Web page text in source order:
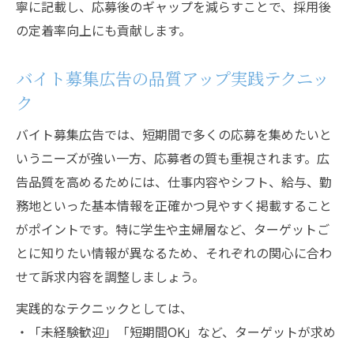
寧に記載し、応募後のギャップを減らすことで、採用後
の定着率向上にも貢献します。
バイト募集広告の品質アップ実践テクニッ
ク
バイト募集広告では、短期間で多くの応募を集めたいと
いうニーズが強い一方、応募者の質も重視されます。広
告品質を高めるためには、仕事内容やシフト、給与、勤
務地といった基本情報を正確かつ見やすく掲載すること
がポイントです。特に学生や主婦層など、ターゲットご
とに知りたい情報が異なるため、それぞれの関心に合わ
せて訴求内容を調整しましょう。
実践的なテクニックとしては、
・「未経験歓迎」「短期間OK」など、ターゲットが求め